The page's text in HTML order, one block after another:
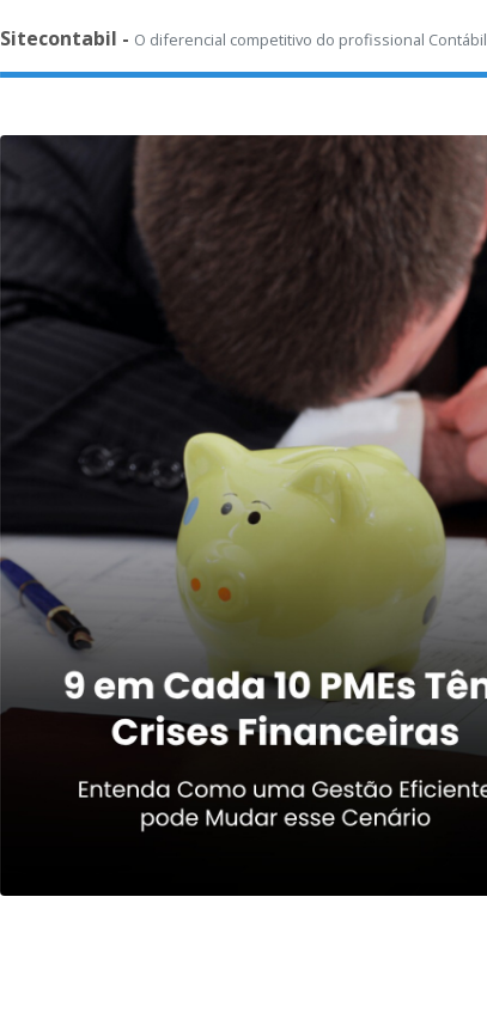
Sitecontabil - O diferencial competitivo do profissional Contábil